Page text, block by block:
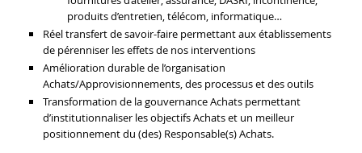
produits d’entretien, télécom, informatique…
Réel transfert de savoir-faire permettant aux établissements
de pérenniser les effets de nos interventions
Amélioration durable de l’organisation
Achats/Approvisionnements, des processus et des outils
Transformation de la gouvernance Achats permettant
d’institutionnaliser les objectifs Achats et un meilleur
positionnement du (des) Responsable(s) Achats.